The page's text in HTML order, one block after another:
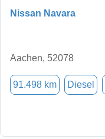
Nissan Navara
Aachen, 52078
91.498 km Diesel